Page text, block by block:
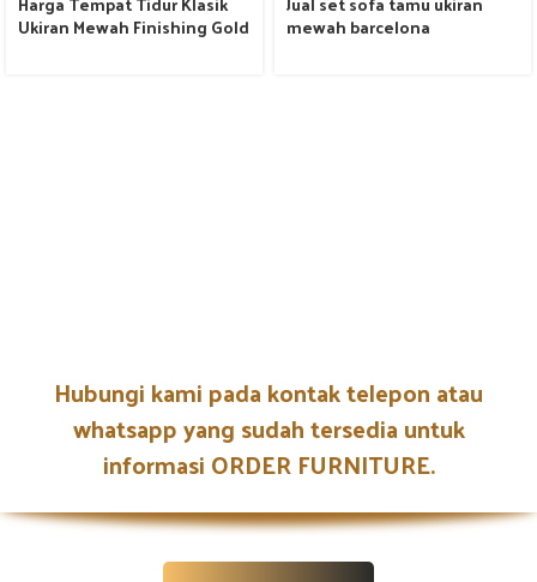
Ukiran Mewah Finishing Gold mewah barcelona
Hubungi kami pada kontak telepon atau
whatsapp yang sudah tersedia untuk
informasi ORDER FURNITURE.